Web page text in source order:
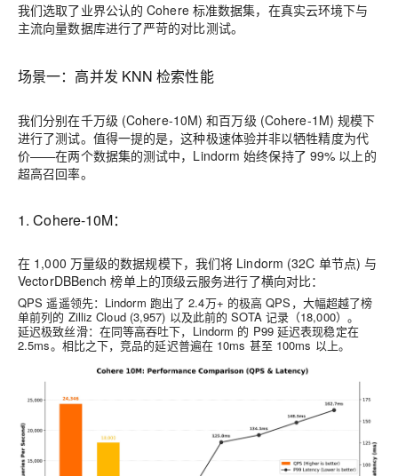
我们选取了业界公认的Cohere标准数据集，在真实云环境下与
主流向量数据库进行了严苛的对比测试。
场景一：高并发 KNN 检索性能
我们分别在千万级 (Cohere-10M) 和百万级 (Cohere-1M) 规模下
进行了测试。 值得一提的是，这种极速体验并非以牺牲精度为代
价——在两个数据集的测试中，Lindorm 始终保持了 99% 以上的
超高召回率。
1. Cohere-10M：
在 1,000 万量级的数据规模下，我们将 Lindorm (32C 单节点) 与
VectorDBBench 榜单上的顶级云服务进行了横向对比：
QPS 遥遥领先：Lindorm 跑出了2.4万+ 的极高 QPS，大幅超越了榜
单前列的 Zilliz Cloud (3,957) 以及此前的 SOTA 记录（18,000）。
延迟极致丝滑：在同等高吞吐下，Lindorm 的 P99 延迟表现稳定在
2.5ms。相比之下，竞品的延迟普遍在 10ms 甚至 100ms 以上。